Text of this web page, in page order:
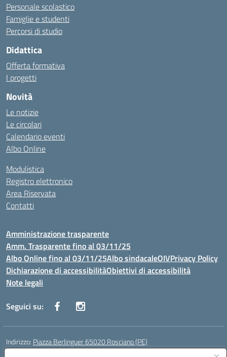
Personale scolastico
Famiglie e studenti
Percorsi di studio
Didattica
Offerta formativa
I progetti
Novità
Le notizie
Le circolari
Calendario eventi
Albo Online
Modulistica
Registro elettronico
Area Riservata
Contatti
Amministrazione trasparente
Amm. Trasparente fino al 03/11/25
Albo Online fino al 03/11/25Albo sindacaleOIVPrivacy Policy
Dichiarazione di accessibilitàObiettivi di accessibilità
Note legali
Seguici su:
Indirizzo: Piazza Berlinguer 65020 Rosciano (PE)
Centralino: